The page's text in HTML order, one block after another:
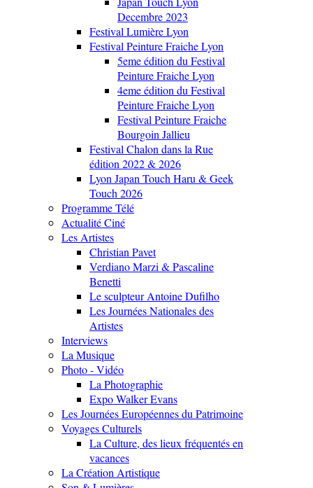
Decembre 2023
Festival Lumière Lyon
Festival Peinture Fraiche Lyon
5eme édition du Festival
Peinture Fraiche Lyon
4eme édition du Festival
Peinture Fraiche Lyon
Festival Peinture Fraiche
Bourgoin Jallieu
Festival Chalon dans la Rue
édition 2022 & 2026
Lyon Japan Touch Haru & Geek
Touch 2026
Programme Télé
Actualité Ciné
Les Artistes
Christian Pavet
Verdiano Marzi & Pascaline
Benetti
Le sculpteur Antoine Dufilho
Les Journées Nationales des
Artistes
Interviews
La Musique
Photo - Vidéo
La Photographie
Expo Walker Evans
Les Journées Européennes du Patrimoine
Voyages Culturels
La Culture, des lieux fréquentés en
vacances
La Création Artistique